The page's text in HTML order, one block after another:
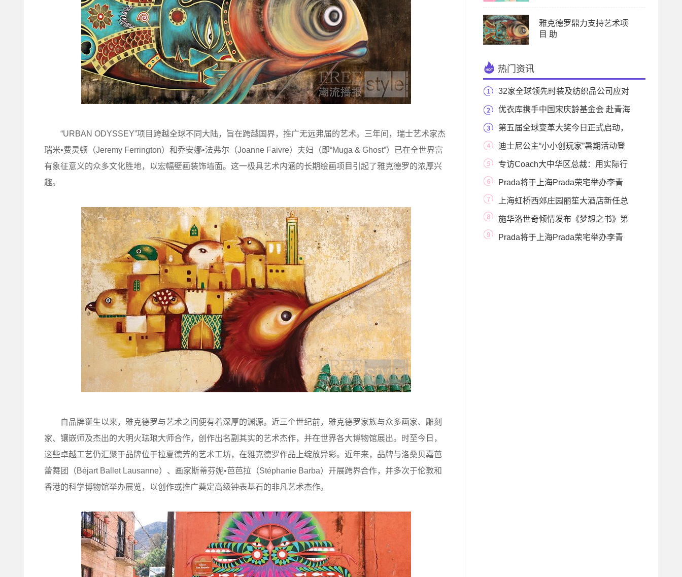
“URBAN ODYSSEY”项目跨越全球不同大陆，旨在跨越国界，推广无远弗届的艺术。三年间，瑞士艺术家杰
瑞米•费灵顿（Jeremy Ferrington）和乔安娜•法弗尔（Joanne Faivre）夫妇（即“Muga & Ghost”）已在全世界富
有象征意义的众多文化胜地，以宏幅壁画装饰墙面。这一极具艺术内涵的长期绘画项目引起了雅克德罗的浓厚兴
趣。
自品牌诞生以来，雅克德罗与艺术之间便有着深厚的渊源。近三个世纪前，雅克德罗家族与众多画家、雕刻
家、镶嵌师及杰出的大明火珐琅大师合作，创作出名副其实的艺术杰作，并在世界各大博物馆展出。时至今日，
这些卓越工艺仍汇聚于品牌位于拉夏德芳的艺术工坊，在雅克德罗作品上绽放异彩。近年来，品牌与洛桑贝嘉芭
蕾舞团（Béjart Ballet Lausanne）、画家斯蒂芬妮•芭芭拉（Stéphanie Barba）开展跨界合作，并多次于伦敦和
香港的科学博物馆举办展览，以创作或推广奠定高级钟表基石的非凡艺术杰作。
雅克德罗鼎力支持艺术项
目 助
热门资讯
32家全球领先时装及纺织品公司应对
气候、生物多
优衣库携手中国宋庆龄基金会 赴青海
捐赠价值第五届全球变革大奖今日正式启动，
奖金达100万
迪士尼公主“小小创玩家”暑期活动登
陆迪士尼专访Coach大中华区总裁：用实际行
动，向中国消费
Prada将于上海Prada荣宅举办李青
个展“后窗” 20
上海虹桥西郊庄园丽笙大酒店新任总
经理金涛先
施华洛世奇倾情发布《梦想之书》第
三卷 Prada将于上海Prada荣宅举办李青